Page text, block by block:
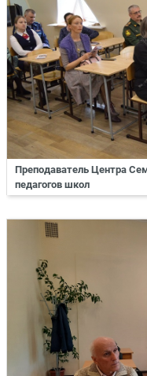
Преподаватель Центра
педагогов школ